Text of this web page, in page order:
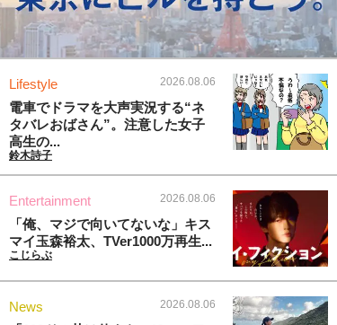
Lifestyle 2026.08.06
電車でドラマを大声実況する“ネ
タバレおばさん”。注意した女子
高生の...
鈴木詩子
Entertainment 2026.08.06
「俺、マジで向いてないな」キス
マイ玉森裕太、TVer1000万再生...
こじらぶ
News 2026.08.06